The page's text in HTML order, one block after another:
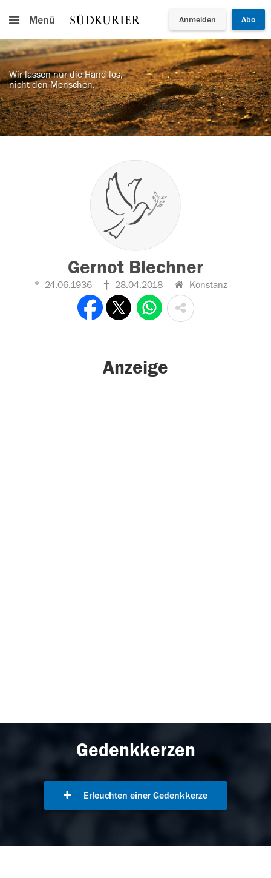
Menü Anmelden Abo
Wir lassen nur die Hand los,
nicht den Menschen.
Gernot Blechner
24.06.1936 28.04.2018 Konstanz
Anzeige
Gedenkkerzen
Erleuchten einer Gedenkkerze